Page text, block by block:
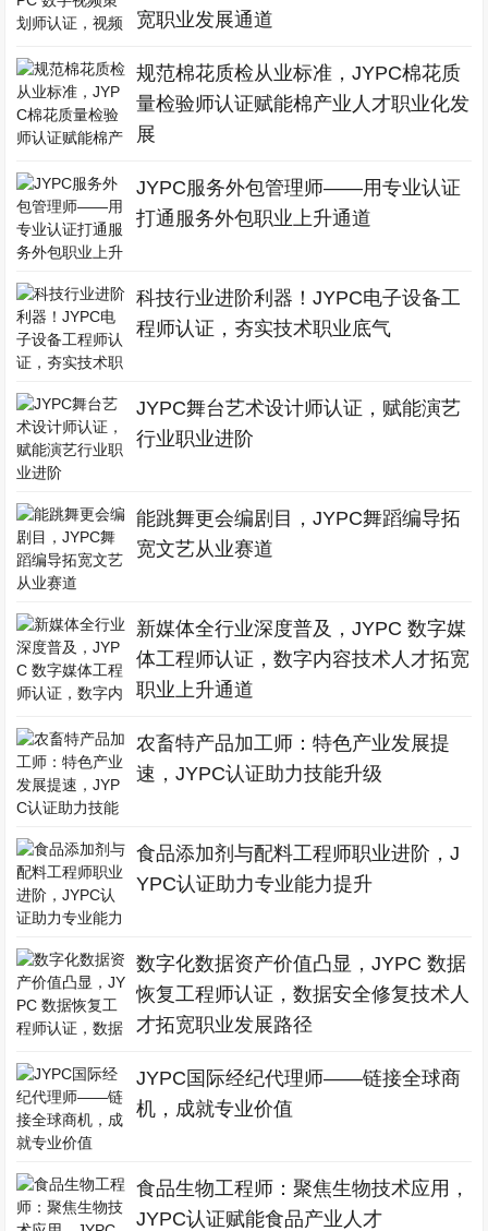
宽职业发展通道
规范棉花质检从业标准，JYPC棉花质
量检验师认证赋能棉产业人才职业化发
展
JYPC服务外包管理师——用专业认证
打通服务外包职业上升通道
科技行业进阶利器！JYPC电子设备工
程师认证，夯实技术职业底气
JYPC舞台艺术设计师认证，赋能演艺
行业职业进阶
能跳舞更会编剧目，JYPC舞蹈编导拓
宽文艺从业赛道
新媒体全行业深度普及，JYPC 数字媒
体工程师认证，数字内容技术人才拓宽
职业上升通道
农畜特产品加工师：特色产业发展提
速，JYPC认证助力技能升级
食品添加剂与配料工程师职业进阶，J
YPC认证助力专业能力提升
数字化数据资产价值凸显，JYPC 数据
恢复工程师认证，数据安全修复技术人
才拓宽职业发展路径
JYPC国际经纪代理师——链接全球商
机，成就专业价值
食品生物工程师：聚焦生物技术应用，
JYPC认证赋能食品产业人才